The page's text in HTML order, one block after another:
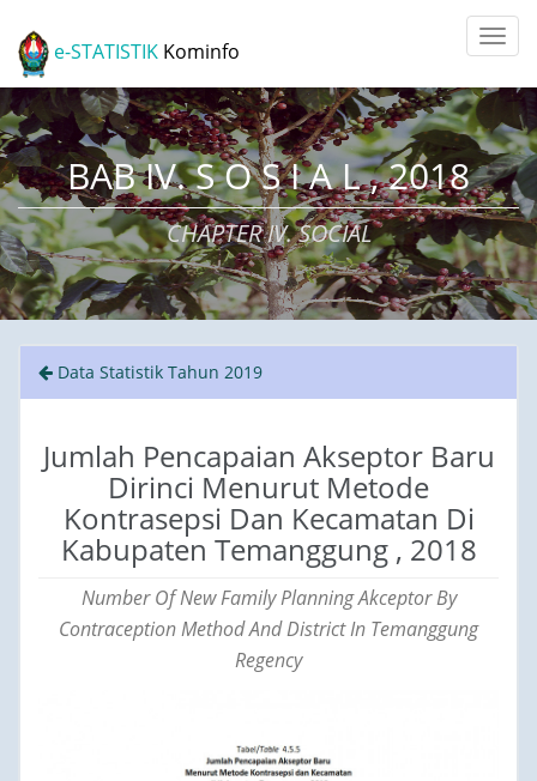
e-STATISTIK Kominfo
BAB IV. S O S I A L , 2018
CHAPTER IV. SOCIAL
Data Statistik Tahun 2019
Jumlah Pencapaian Akseptor Baru
Dirinci Menurut Metode
Kontrasepsi Dan Kecamatan Di
Kabupaten Temanggung , 2018
Number Of New Family Planning Akceptor By
Contraception Method And District In Temanggung
Regency